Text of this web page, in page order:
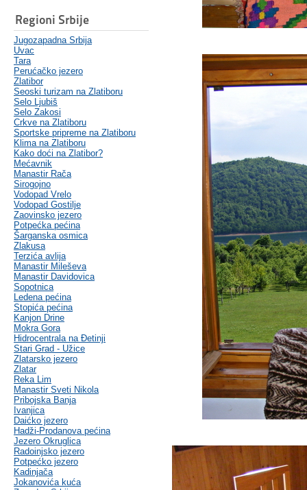
Regioni Srbije
Jugozapadna Srbija
Uvac
Tara
Perućačko jezero
Zlatibor
Seoski turizam na Zlatiboru
Selo Ljubiš
Selo Zakosi
Crkve na Zlatiboru
Sportske pripreme na Zlatiboru
Klima na Zlatiboru
Kako doći na Zlatibor?
Mećavnik
Manastir Rača
Sirogojno
Vodopad Vrelo
Vodopad Gostilje
Zaovinsko jezero
Potpećka pećina
Šarganska osmica
Zlakusa
Terzića avlija
Manastir Mileševa
Manastir Davidovica
Sopotnica
Ledena pećina
Stopića pećina
Kanjon Drine
Mokra Gora
Hidrocentrala na Đetinji
Stari Grad - Užice
Zlatarsko jezero
Zlatar
Reka Lim
Manastir Sveti Nikola
Pribojska Banja
Ivanjica
Daićko jezero
Hadži-Prodanova pećina
Jezero Okruglica
Radoinjsko jezero
Potpećko jezero
Kadinjača
Jokanovića kuća